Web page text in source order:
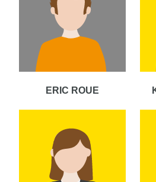
ERIC ROUE